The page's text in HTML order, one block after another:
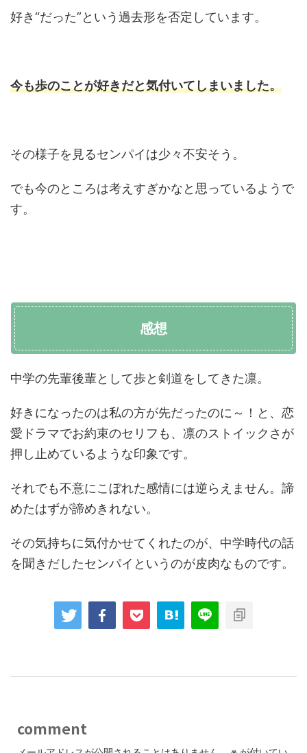
好き“だった”という過去形を否定しています。
今も歩のことが好きだと気付いてしまいました。
その様子を見るセンパイは少々不安そう。
でも今のところは考えすぎかなと思っているようで
す。
感想
中学の先輩後輩として歩と剣道をしてきた凛。
好きになったのは私の方が先だったのに～！と、恋
愛ドラマでお約束のセリフも、凛のストイックさが
押し止めているような印象です。
それでも不意にこぼれた感情には逆らえません。諦
めたはずが諦めきれない。
その気持ちに気付かせてくれたのが、中学時代の話
を聞きだしたセンパイというのが皮肉なものです。
comment